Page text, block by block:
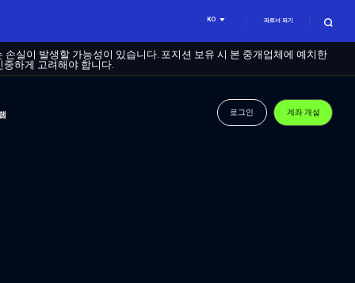
KO 파트너 되기
실이 발생할 가능성이 있습니다. 포지션 보유 시 본 중개업체에 예치한
하게 고려해야 합니다.
로그인 계좌 개설